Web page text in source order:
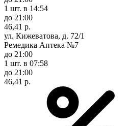
1 шт. в 14:54
до 21:00
46,41 р.
ул. Кижеватова, д. 72/1
Ремедика Аптека №7
до 21:00
1 шт. в 07:58
до 21:00
46,41 р.